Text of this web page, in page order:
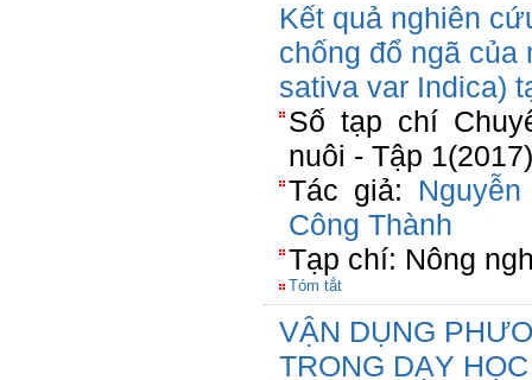
Kết quả nghiên
chống đổ ngã của
sativa var Indica)
Số tạp chí
nuôi - Tập
Tác giả:
Công Thành
Tạp chí: Nông
Tóm tắt
VẬN DỤNG
TRONG DẠY